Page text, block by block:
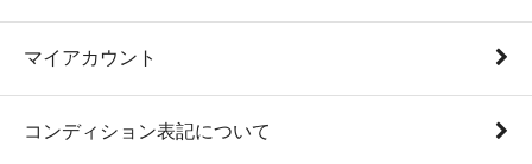
マイアカウント
コンディション表記について